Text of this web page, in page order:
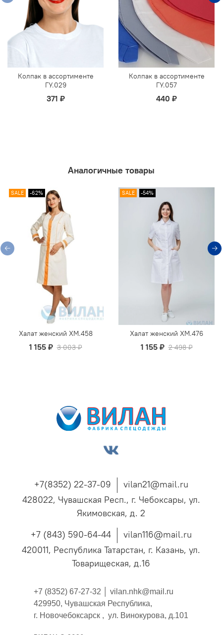
Колпак в ассортименте
ГУ.029
371 ₽
Колпак в ассортименте
ГУ.057
440 ₽
Аналогичные товары
SALE -62%
Халат женский ХМ.458
1 155 ₽ 3 003 ₽
SALE -54%
Халат женский ХМ.476
1 155 ₽ 2 498 ₽
+7(8352) 22-37-09
vilan21@mail.ru
428022, Чувашская Респ., г. Чебоксары, ул.
Якимовская, д. 2
+7 (843) 590-64-44
vilan116@mail.ru
420011, Республика Татарстан, г. Казань, ул.
Товарищеская, д.16
+7 (8352) 67-27-32 │ vilan.nhk@mail.ru
429950, Чувашская Республика,
г. Новочебоксарск , ул. Винокурова, д.101